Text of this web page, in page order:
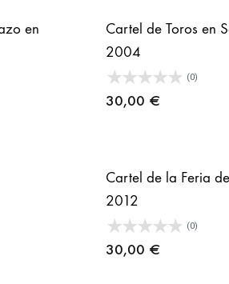
en
Cartel de Toros en
2004
(0)
30,00 €
Cartel de la Feria
2012
(0)
30,00 €